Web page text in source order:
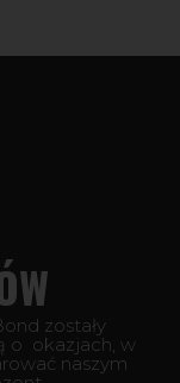
zostały
o okazjach, w
naszym